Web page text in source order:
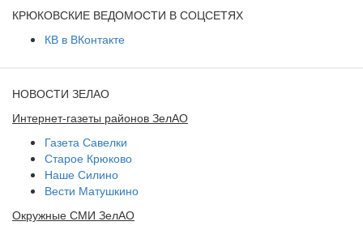
КРЮКОВСКИЕ ВЕДОМОСТИ В СОЦСЕТЯХ
КВ в ВКонтакте
НОВОСТИ ЗЕЛАО
Интернет-газеты районов ЗелАО
Газета Савелки
Старое Крюково
Наше Силино
Вести Матушкино
Окружные СМИ ЗелАО